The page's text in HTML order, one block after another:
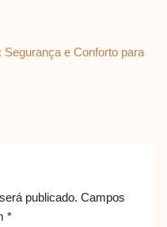
Segurança e Conforto para
publicado. Campos
*